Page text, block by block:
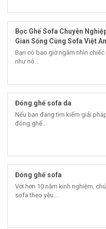
Bọc Ghế Sofa Chuyên
Gian Sống Cùng Sofa Việt
Bạn có bao giờ ngắm nhìn
như nó...
Đóng ghế sofa da
Nếu bạn đang tìm kiếm giải
đóng ghế...
Đóng ghế sofa
Với hơn 10 năm kinh nghiệm,
sofa theo yêu...